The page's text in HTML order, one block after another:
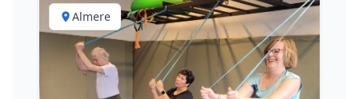
Almere